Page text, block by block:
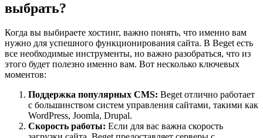
выбрать?
Когда вы выбираете хостинг, важно понять, что именно вам
нужно для успешного функционирования сайта. В Beget есть
все необходимые инструменты, но важно разобраться, что из
этого будет полезно именно вам. Вот несколько ключевых
моментов:
Поддержка популярных CMS: Beget отлично работает
с большинством систем управления сайтами, такими как
WordPress, Joomla, Drupal.
Скорость работы: Если для вас важна скорость